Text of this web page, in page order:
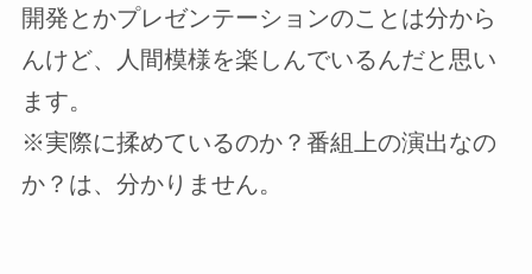
開発とかプレゼンテーションのことは分から
んけど、人間模様を楽しんでいるんだと思い
ます。
※実際に揉めているのか？番組上の演出なの
か？は、分かりません。